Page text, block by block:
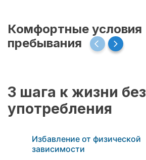
Комфортные условия
пребывания
3 шага к жизни без
употребления
Избавление от физической
зависимости